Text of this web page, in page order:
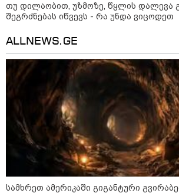
ეს დღე გამოირჩევა სტაბილური და მშვიდი
პერიოდია დაწყებული საქმეების ბოლომდე
ფინანსური საკითხების გადასამოწმებლად
სივრცის მოწესრიგებისთვის.
პრაქტიკული მიდგომა სასურველ შედეგს
მოგიტანთ.
როგორ
თუ დილაობით, უზმოზე, წყლის დალევა
შეგრძნებას იწვევს - რა უნდა ვიცოდეთ
ALLNEWS.GE
სამხრეთ ამერიკაში გიგანტური